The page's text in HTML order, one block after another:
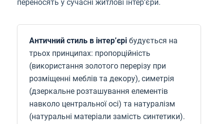
переносять у сучасні житлові інтер’єри.
Античний стиль в інтер’єрі будується на
трьох принципах: пропорційність
(використання золотого перерізу при
розміщенні меблів та декору), симетрія
(дзеркальне розташування елементів
навколо центральної осі) та натуралізм
(натуральні матеріали замість синтетики).